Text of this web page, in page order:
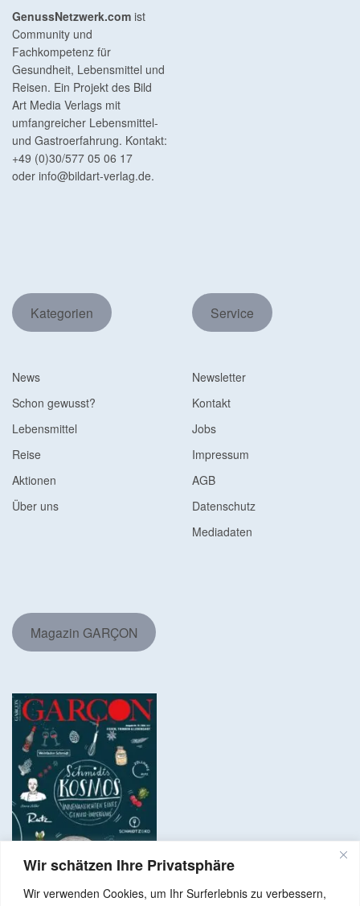
Wir schätzen Ihre Privatsphäre
Wir verwenden Cookies, um Ihr Surferlebnis zu verbessern,
GenussNetzwerk.com ist
Community und
Fachkompetenz für
Gesundheit, Lebensmittel und
Reisen. Ein Projekt des Bild
Art Media Verlags mit
umfangreicher Lebensmittel-
und Gastroerfahrung. Kontakt:
+49 (0)30/577 05 06 17
oder info@bildart-verlag.de.
Kategorien
News
Schon gewusst?
Lebensmittel
Reise
Aktionen
Über uns
Service
Newsletter
Kontakt
Jobs
Impressum
AGB
Datenschutz
Mediadaten
Magazin GARÇON